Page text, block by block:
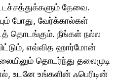
தேவை.
போது, வேர்க்கால்கள்
தொடங்கும். நீங்கள் நல்ல
எவ்வித ஹார்மோன்
தொடர்ந்து தலைமுடி
உடனே உங்களின் ஃபெரிடின்